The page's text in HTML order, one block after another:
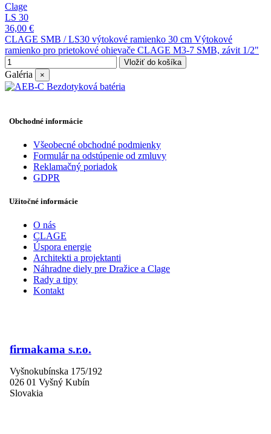
Clage
LS 30
36,00 €
CLAGE SMB / LS30 výtokové ramienko 30 cm Výtokové
ramienko pro prietokové ohievače CLAGE M3-7 SMB, závit 1/2"
Vložiť do košíka
Galéria ×
Obchodné informácie
Všeobecné obchodné podmienky
Formulár na odstúpenie od zmluvy
Reklamačný poriadok
GDPR
Užitočné informácie
O nás
CLAGE
Úspora energie
Architekti a projektanti
Náhradne diely pre Dražice a Clage
Rady a tipy
Kontakt
firmakama s.r.o.
Vyšnokubínska 175/192
026 01 Vyšný Kubín
Slovakia